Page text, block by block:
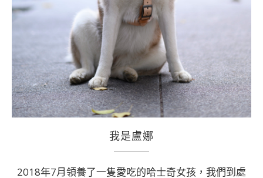
我是盧娜
2018年7月領養了一隻愛吃的哈士奇女孩，我們到處